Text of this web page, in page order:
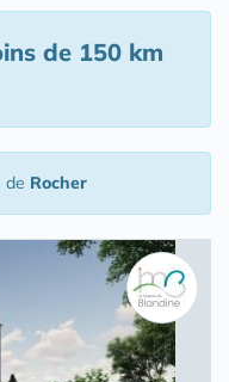
de 150 km
de Rocher